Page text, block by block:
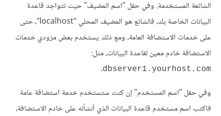
الشائعة المستخدمة. وفي حقل "اسم المضيف" حيث تتواجد قاعدة
البيانات الخاصة بك، فالشائع هو المضيف المحلي "localhost"، حتى
على خدمات الاستضافة العامة، ومع ذلك يستخدم بعض مزودي خدمات
الاستضافة خادم معين لقاعدة البيانات، مثل:
dbserver1.yourhost.com
.
وفي حقل "اسم المستخدم" إن كنت ستستخدم خدمة استضافة عامة
فاكتب اسم مستخدم قاعدة البيانات الذي أنشأته على خادم الاستضافة،